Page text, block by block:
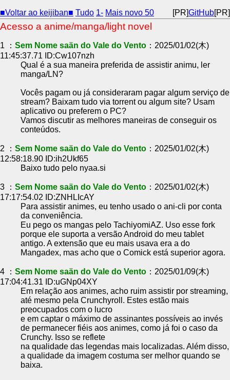
■Voltar ao keijiban■ Tudo 1- Mais novo 50 [PR]GitHub[PR]
Acesso a anime/manga/light novel
1 ： Sem Nome saän do Vale do Vento ：2025/01/02(木)
11:45:37.71 ID:Cw107nzh
Qual é a sua maneira preferida de assistir animu, ler
manga/LN?
Vocês pagam ou já consideraram pagar algum serviço de
stream? Baixam tudo via torrent ou algum site? Usam
aplicativo ou preferem o PC?
Vamos discutir as melhores maneiras de conseguir os
conteúdos.
2 ： Sem Nome saän do Vale do Vento ：2025/01/02(木)
12:58:18.90 ID:ih2Ukf65
Baixo tudo pelo nyaa.si
3 ： Sem Nome saän do Vale do Vento ：2025/01/02(木)
17:17:54.02 ID:ZNHLIcAY
Para assistir animes, eu tenho usado o ani-cli por conta
da conveniência.
Eu pego os mangas pelo TachiyomiAZ. Uso esse fork
porque ele suporta a versão Android do meu tablet
antigo. A extensão que eu mais usava era a do
Mangadex, mas acho que o Comick está superior agora.
4 ： Sem Nome saän do Vale do Vento ：2025/01/09(木)
17:04:41.31 ID:uGNp04XY
Em relação aos animes, acho ruim assistir por streaming,
até mesmo pela Crunchyroll. Estes estão mais
preocupados com o lucro
e em captar o máximo de assinantes possíveis ao invés
de permanecer fiéis aos animes, como já foi o caso da
Crunchy. Isso se reflete
na qualidade das legendas mais localizadas. Além disso,
a qualidade da imagem costuma ser melhor quando se
baixa.